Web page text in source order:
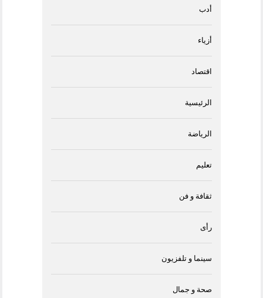
أدب
أزياء
اقتصاد
الرئيسية
الرياضة
تعليم
ثقافة و فن
رأى
سينما و تلفزيون
صحة و جمال